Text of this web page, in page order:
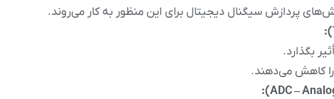
بگذارد.
را کاهش می‌دهند.